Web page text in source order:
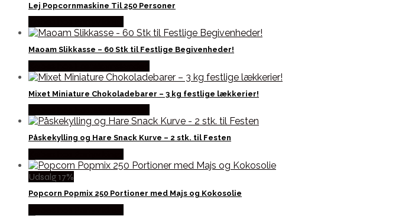
Lej Popcornmaskine Til 250 Personer
Maoam Slikkasse – 60 Stk til Festlige Begivenheder!
Mixet Miniature Chokoladebarer – 3 kg festlige lækkerier!
Påskekylling og Hare Snack Kurve – 2 stk. til Festen
Udsalg 17%
Popcorn Popmix 250 Portioner med Majs og Kokosolie